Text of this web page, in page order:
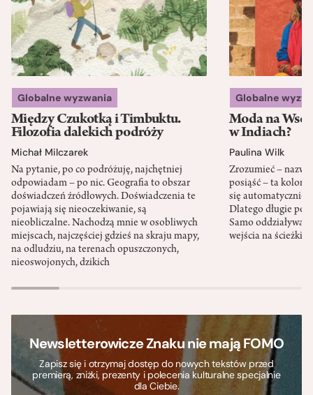
Globalne wyzwania
Między Czukotką i Timbuktu.
Filozofia dalekich podróży
Michał Milczarek
Na pytanie, po co podróżuję, najchętniej
odpowiadam – po nic. Geografia to obszar
doświadczeń źródłowych. Doświadczenia te
pojawiają się nieoczekiwanie, są
nieobliczalne. Nachodzą mnie w osobliwych
miejscach, najczęściej gdzieś na skraju mapy,
na odludziu, na terenach opuszczonych,
nieoswojonych, dzikich
Globalne
Moda na
w Indiach?
Paulina Wilk
Zrozumieć –
posiąść – ta
się automatycznie,
Dlatego długie
Samo
wejścia na ścieżki
Newsletterowicze Znaku nie mają FOMO
Zapisz się i otrzymaj dostęp do nowych tekstów przed
premierą, zniżki, prezenty i polecenia kulturalne specjalnie
dla Ciebie.